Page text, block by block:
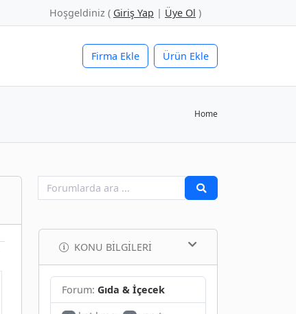
Hoşgeldiniz ( Giriş Yap | Üye Ol )
Firma Ekle Ürün Ekle
Home
KONU BILGILERI
Forum: Gıda & İçecek